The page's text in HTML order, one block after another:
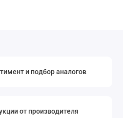
и подбор аналогов
от производителя